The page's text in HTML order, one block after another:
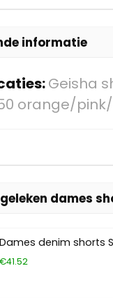
informatie
Geisha
orange/
dames
Dames denim shorts
€41.52